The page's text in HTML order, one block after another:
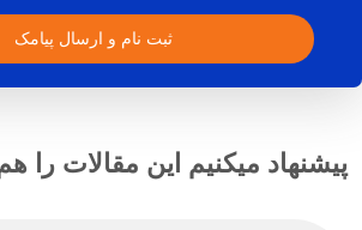
ثبت نام و ارسال پیامک
پیشنهاد میکنیم این مقالات را